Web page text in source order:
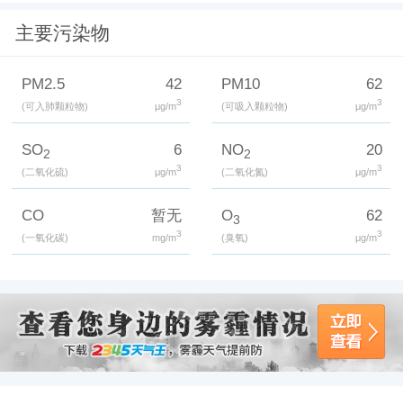
主要污染物
PM2.5
(可入肺颗粒物)
42
μg/m3
PM10
(可吸入颗粒物)
62
μg/m3
SO2
(二氧化硫)
6
μg/m3
NO2
(二氧化氮)
20
μg/m3
CO
(一氧化碳)
暂无
mg/m3
O3
(臭氧)
62
μg/m3